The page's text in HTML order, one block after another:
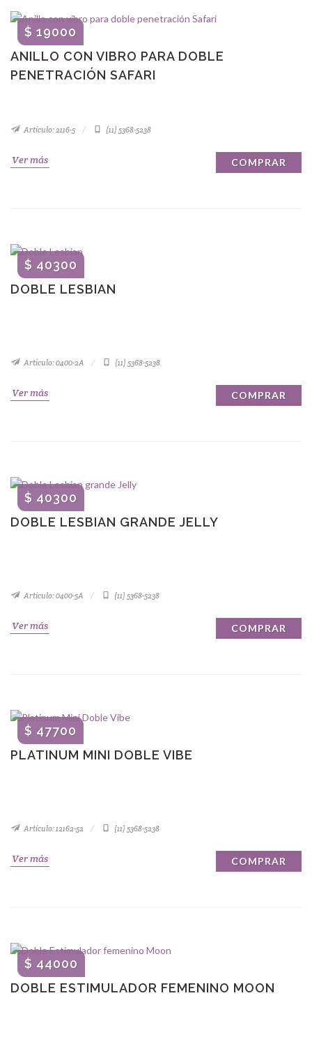
ANILLO CON VIBRO PARA DOBLE
PENETRACIÓN SAFARI
$ 19000
Artículo: 2116-5 (11) 5368-5238
Ver más COMPRAR
DOBLE LESBIAN
$ 40300
Artículo: 0400-2A (11) 5368-5238
Ver más COMPRAR
DOBLE LESBIAN GRANDE JELLY
$ 40300
Artículo: 0400-5A (11) 5368-5238
Ver más COMPRAR
PLATINUM MINI DOBLE VIBE
$ 47700
Artículo: 12162-52 (11) 5368-5238
Ver más COMPRAR
DOBLE ESTIMULADOR FEMENINO MOON
$ 44000